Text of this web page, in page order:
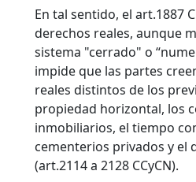
En tal sentido, el art.1887
derechos reales, aunque
sistema "cerrado" o
impide que las partes
reales distintos de los
propiedad horizontal, los
inmobiliarios, el tiempo
cementerios privados y el
(art.2114 a 2128 CCyCN).